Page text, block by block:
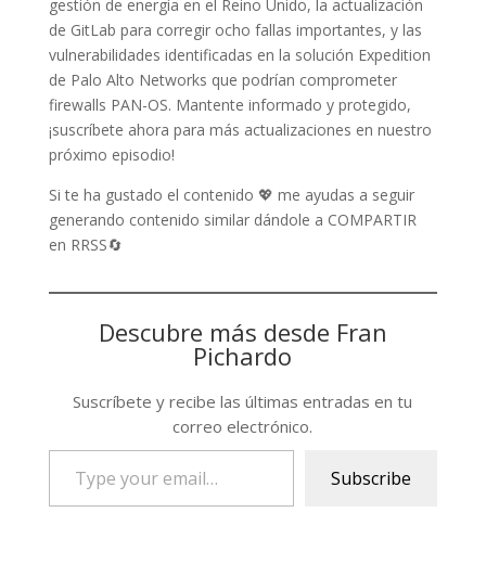
gestión de energía en el Reino Unido, la actualización
de GitLab para corregir ocho fallas importantes, y las
vulnerabilidades identificadas en la solución Expedition
de Palo Alto Networks que podrían comprometer
firewalls PAN-OS. Mantente informado y protegido,
¡suscríbete ahora para más actualizaciones en nuestro
próximo episodio!
Si te ha gustado el contenido 💖 me ayudas a seguir
generando contenido similar dándole a COMPARTIR
en RRSS🔄
Descubre más desde Fran
Pichardo
Suscríbete y recibe las últimas entradas en tu
correo electrónico.
email…
Subscribe